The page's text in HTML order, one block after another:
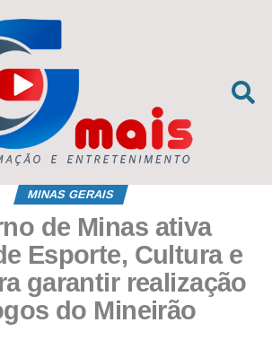
MINAS GERAIS
de Minas ativa
Esporte, Cultura e
garantir realização
do Mineirão